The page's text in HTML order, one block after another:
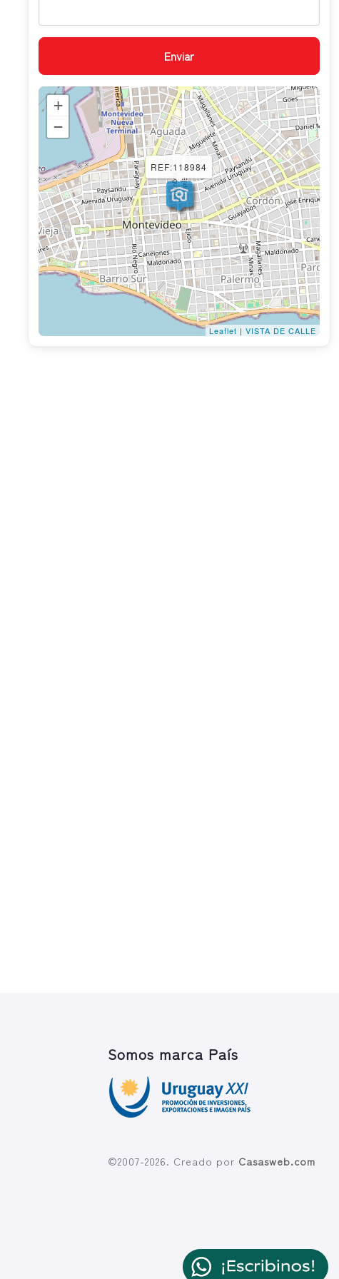
REF:118984
+
−
Leaflet | VISTA DE CALLE
Somos marca País
©2007-2026. Creado por Casasweb.com